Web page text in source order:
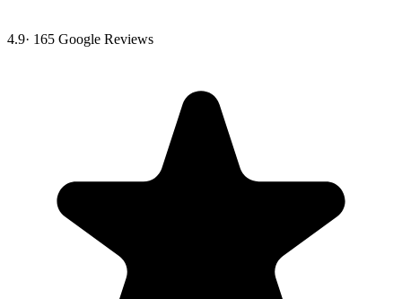
4.9· 165 Google Reviews